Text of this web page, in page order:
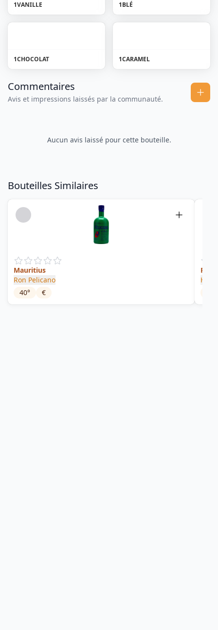
1VANILLE 1BLÉ
1CHOCOLAT 1CARAMEL
Commentaires
Avis et impressions laissés par la communauté.
Aucun avis laissé pour cette bouteille.
Bouteilles Similaires
Mauritius
Ron Pelicano
40° €
Port